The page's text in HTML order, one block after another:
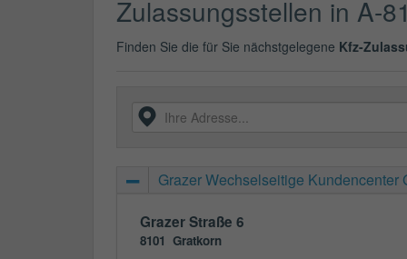
Zulassungsstellen in A-
Finden Sie die für Sie nächstgelegene Kfz-
Grazer Wechselseitige Kundencenter
Grazer Straße 6
8101 Gratkorn